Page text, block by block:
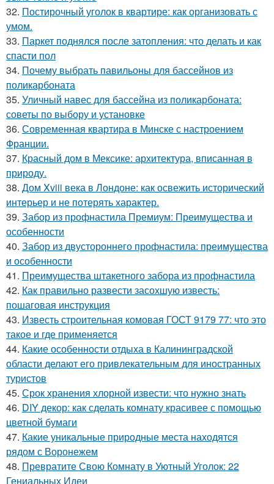
32. Постирочный уголок в квартире: как организовать с
умом.
33. Паркет поднялся после затопления: что делать и как
спасти пол
34. Почему выбрать павильоны для бассейнов из
поликарбоната
35. Уличный навес для бассейна из поликарбоната:
советы по выбору и установке
36. Современная квартира в Минске с настроением
Франции.
37. Красный дом в Мексике: архитектура, вписанная в
природу.
38. Дом Xviii века в Лондоне: как освежить исторический
интерьер и не потерять характер.
39. Забор из профнастила Премиум: Преимущества и
особенности
40. Забор из двустороннего профнастила: преимущества
и особенности
41. Преимущества штакетного забора из профнастила
42. Как правильно развести засохшую известь:
пошаговая инструкция
43. Известь строительная комовая ГОСТ 9179 77: что это
такое и где применяется
44. Какие особенности отдыха в Калининградской
области делают его привлекательным для иностранных
туристов
45. Срок хранения хлорной извести: что нужно знать
46. DIY декор: как сделать комнату красивее с помощью
цветной бумаги
47. Какие уникальные природные места находятся
рядом с Воронежем
48. Превратите Свою Комнату в Уютный Уголок: 22
Гениальных Идеи